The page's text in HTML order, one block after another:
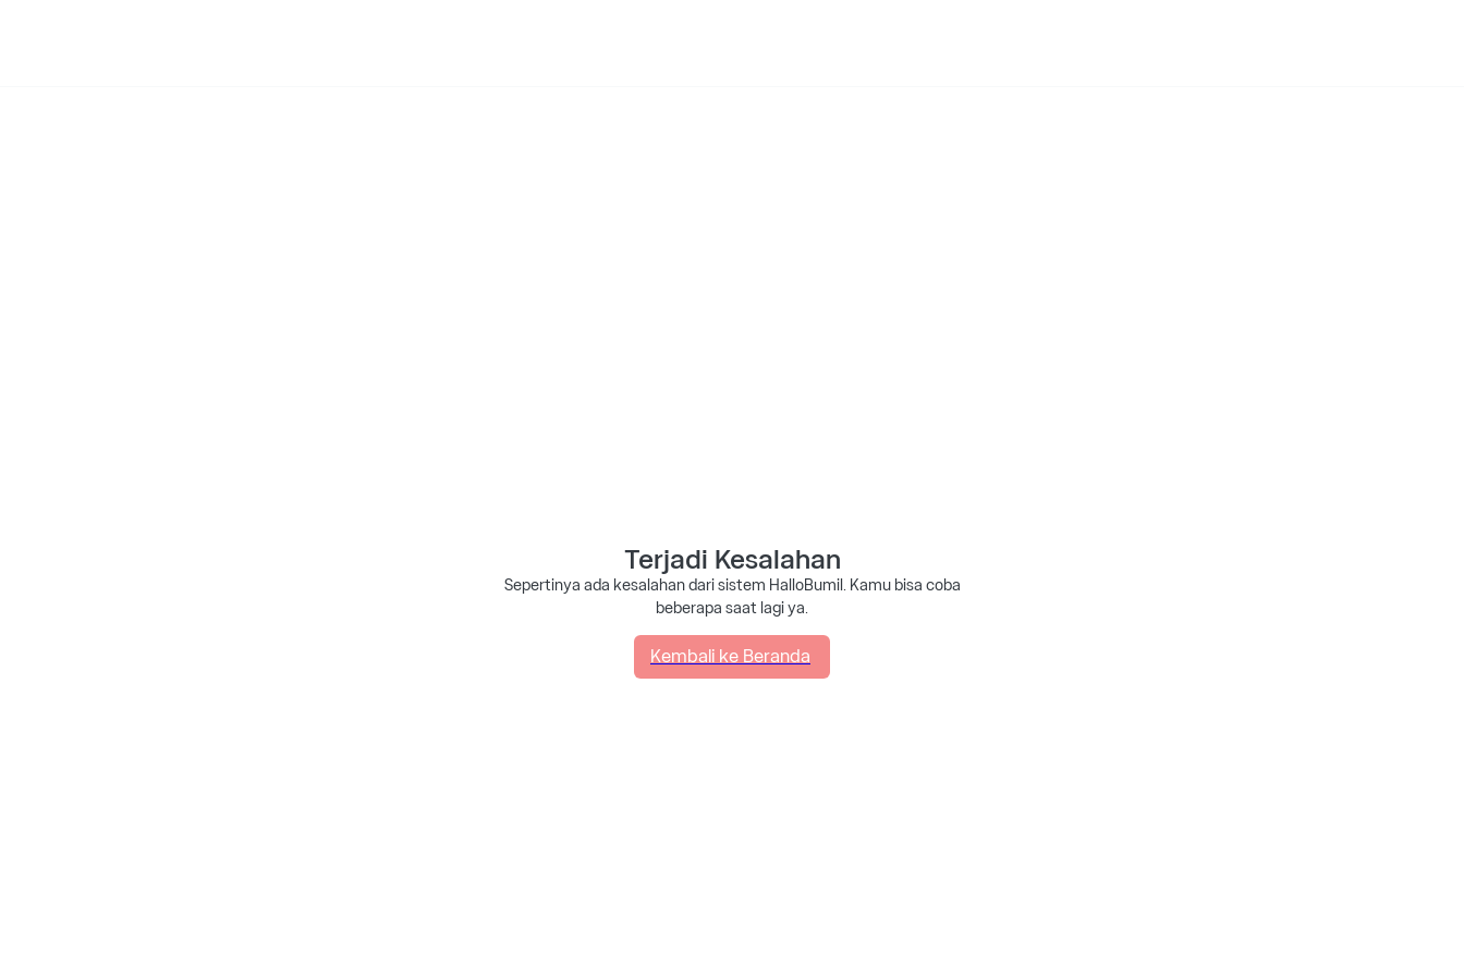
Terjadi Kesalahan
Sepertinya ada kesalahan dari sistem HalloBumil. Kamu bisa coba
beberapa saat lagi ya.
Kembali ke Beranda